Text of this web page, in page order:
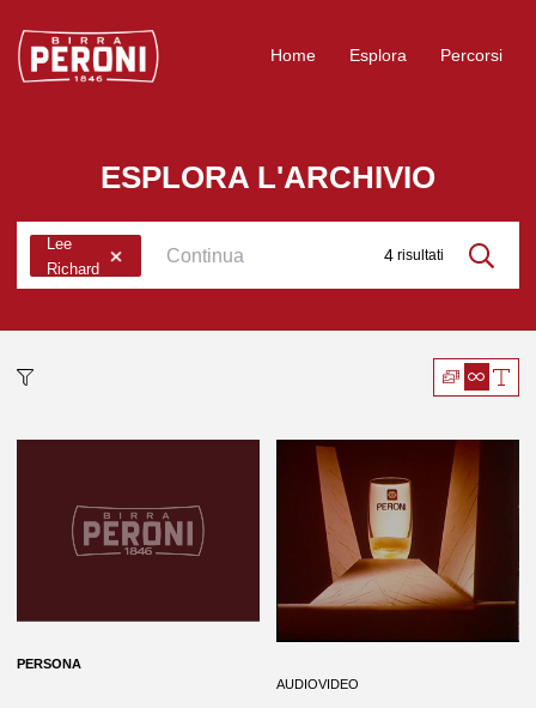
Logo Birra Peroni
Home Esplora Percorsi
ESPLORA L'ARCHIVIO
Lee
Richard
4 risultati
Cerca
PERSONA
AUDIOVIDEO